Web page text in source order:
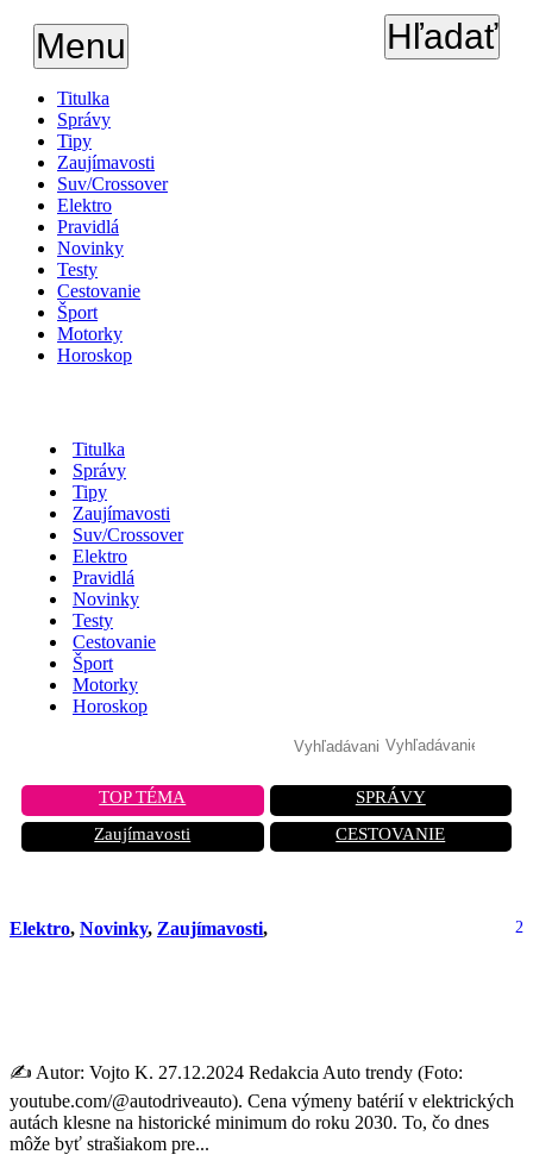
Menu Hľadať
Titulka
Správy
Tipy
Zaujímavosti
Suv/Crossover
Elektro
Pravidlá
Novinky
Testy
Cestovanie
Šport
Motorky
Horoskop
Titulka
Správy
Tipy
Zaujímavosti
Suv/Crossover
Elektro
Pravidlá
Novinky
Testy
Cestovanie
Šport
Motorky
Horoskop
TOP TÉMA
SPRÁVY
Zaujímavosti
CESTOVANIE
Elektro, Novinky, Zaujímavosti, 2
✍️ Autor: Vojto K. 27.12.2024 Redakcia Auto trendy (Foto:
youtube.com/@autodriveauto). Cena výmeny batérií v elektrických
autách klesne na historické minimum do roku 2030. To, čo dnes
môže byť strašiakom pre...